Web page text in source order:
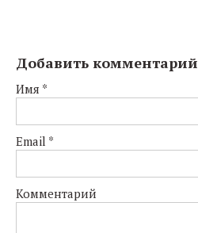
Добавить комментарий
Имя *
Email *
Комментарий